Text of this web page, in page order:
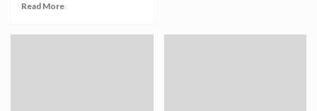
Read More